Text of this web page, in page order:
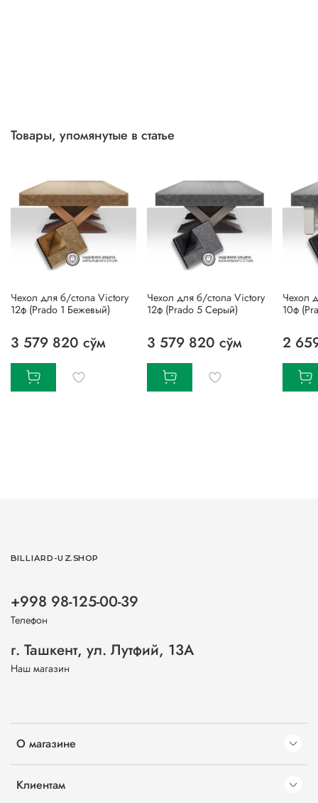
Товары, упомянутые в статье
Чехол для б/стола Victory
12ф (Prado 1 Бежевый)
3 579 820 сўм
Чехол для б/стола Victory
12ф (Prado 5 Серый)
3 579 820 сўм
Чехол
10ф
2
О магазине
Клиентам
BILLIARD-UZ.SHOP
+998 98-125-00-39
Телефон
г. Ташкент, ул. Лутфий, 13А
Наш магазин